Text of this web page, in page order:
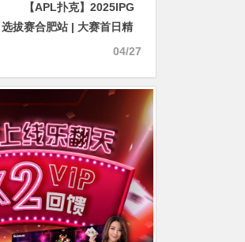
【APL扑克】2025IPG
选拔赛合肥站 | 大赛首日精
彩纷呈，霸都杯291人次参
分别领跑
04/27